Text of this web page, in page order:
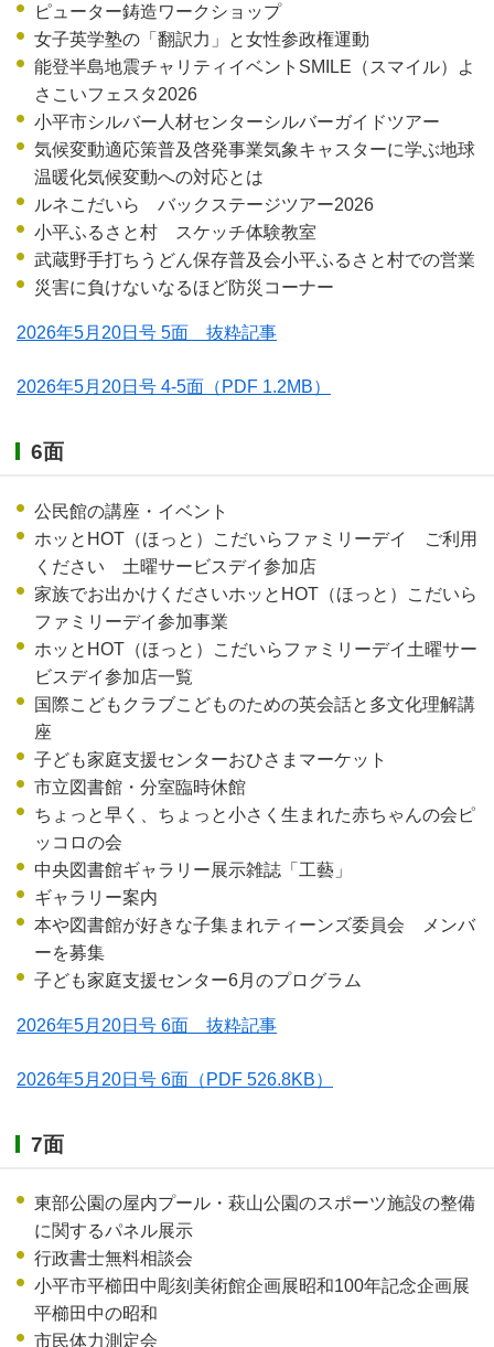
ピューター鋳造ワークショップ
女子英学塾の「翻訳力」と女性参政権運動
能登半島地震チャリティイベントSMILE（スマイル）よ
さこいフェスタ2026
小平市シルバー人材センターシルバーガイドツアー
気候変動適応策普及啓発事業気象キャスターに学ぶ地球
温暖化気候変動への対応とは
ルネこだいら バックステージツアー2026
小平ふるさと村 スケッチ体験教室
武蔵野手打ちうどん保存普及会小平ふるさと村での営業
災害に負けないなるほど防災コーナー
2026年5月20日号 5面 抜粋記事
2026年5月20日号 4-5面 （PDF 1.2MB）
6面
公民館の講座・イベント
ホッとHOT（ほっと）こだいらファミリーデイ ご利用
ください 土曜サービスデイ参加店
家族でお出かけくださいホッとHOT（ほっと）こだいら
ファミリーデイ参加事業
ホッとHOT（ほっと）こだいらファミリーデイ土曜サー
ビスデイ参加店一覧
国際こどもクラブこどものための英会話と多文化理解講
座
子ども家庭支援センターおひさまマーケット
市立図書館・分室臨時休館
ちょっと早く、ちょっと小さく生まれた赤ちゃんの会ピ
ッコロの会
中央図書館ギャラリー展示雑誌「工藝」
ギャラリー案内
本や図書館が好きな子集まれティーンズ委員会 メンバ
ーを募集
子ども家庭支援センター6月のプログラム
2026年5月20日号 6面 抜粋記事
2026年5月20日号 6面 （PDF 526.8KB）
7面
東部公園の屋内プール・萩山公園のスポーツ施設の整備
に関するパネル展示
行政書士無料相談会
小平市平櫛田中彫刻美術館企画展昭和100年記念企画展
平櫛田中の昭和
市民体力測定会